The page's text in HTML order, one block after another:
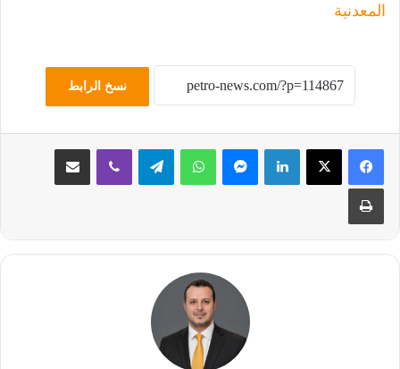
المعدنية
نسخ الرابط
لينكدإن ماسنجر واتساب تيلقرام ڤايبر مشاركة عبر البريد
طباعة